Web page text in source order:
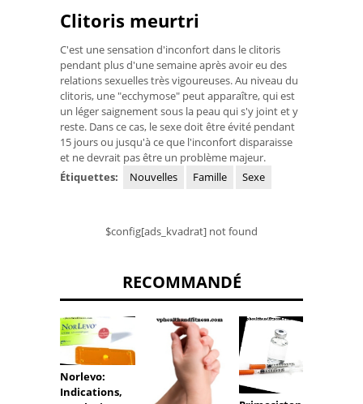
Clitoris meurtri
C'est une sensation d'inconfort dans le clitoris
pendant plus d'une semaine après avoir eu des
relations sexuelles très vigoureuses. Au niveau du
clitoris, une "ecchymose" peut apparaître, qui est
un léger saignement sous la peau qui s'y joint et y
reste. Dans ce cas, le sexe doit être évité pendant
15 jours ou jusqu'à ce que l'inconfort disparaisse
et ne devrait pas être un problème majeur.
Étiquettes:
Nouvelles Famille Sexe
$config[ads_kvadrat] not found
RECOMMANDÉ
Norlevo:
Indications,